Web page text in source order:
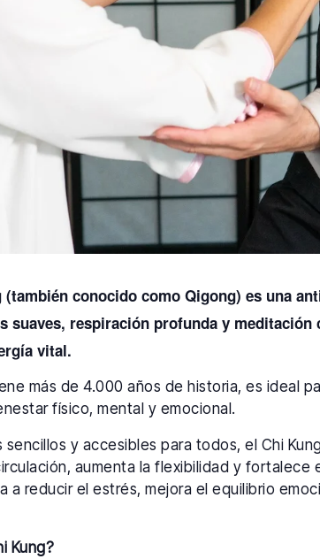
(también conocido como Qigong) es una
suaves, respiración profunda y
vital.
más de 4.000 años de historia, es ideal
físico, mental y emocional.
y accesibles para todos, el Chi
aumenta la flexibilidad y fortalece
a reducir el estrés, mejora el equilibrio
Kung?